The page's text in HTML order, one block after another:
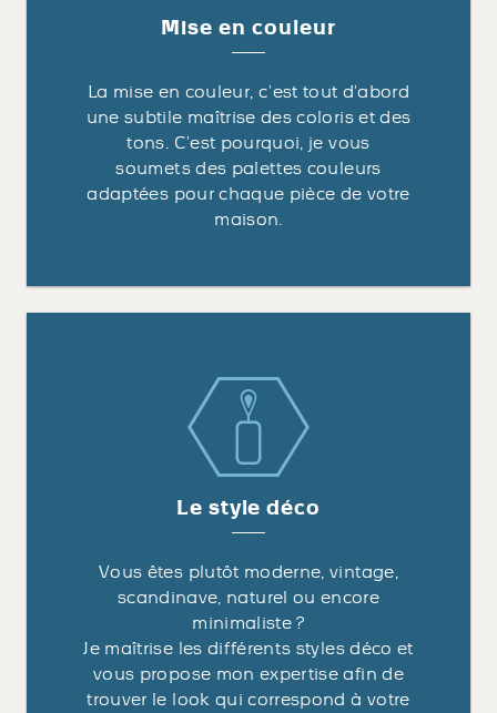
Mise en couleur
La mise en couleur, c’est tout d’abord
une subtile maîtrise des coloris et des
tons. C’est pourquoi, je vous
soumets des palettes couleurs
adaptées pour chaque pièce de votre
maison.
Le style déco
Vous êtes plutôt moderne, vintage,
scandinave, naturel ou encore
minimaliste ?
Je maîtrise les différents styles déco et
vous propose mon expertise afin de
trouver le look qui correspond à votre